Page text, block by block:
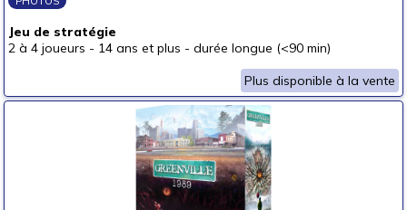
Jeu de stratégie
2 à 4 joueurs - 14 ans et plus - durée longue (<90 min)
Plus disponible à la vente